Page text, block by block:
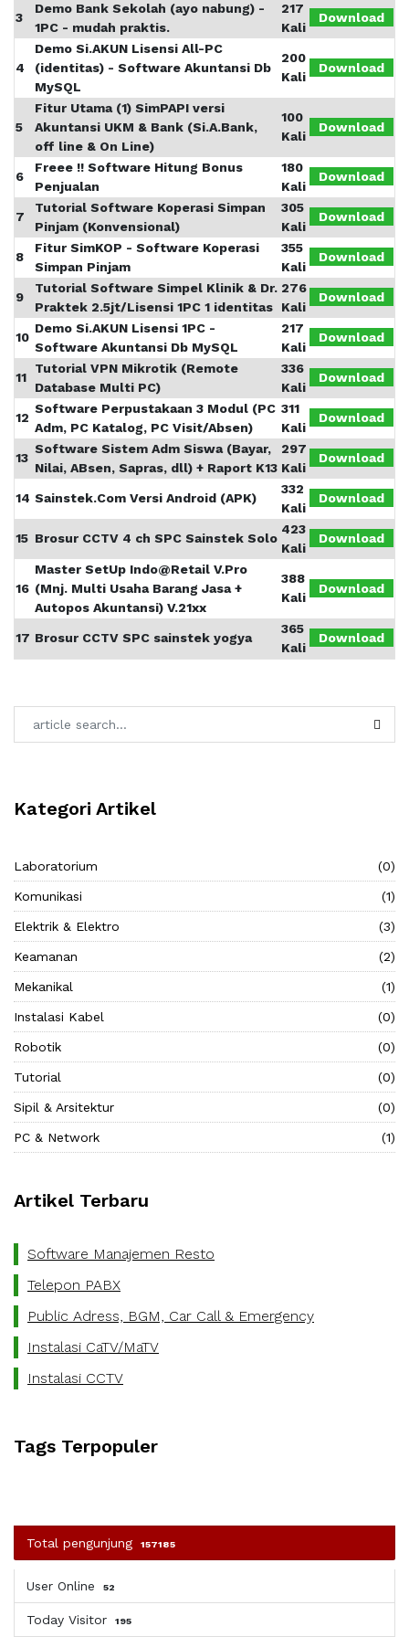
3
Demo Bank Sekolah (ayo nabung) -
1PC - mudah praktis.
217
Kali
Download
4
Demo Si.AKUN Lisensi All-PC
(identitas) - Software Akuntansi Db
MySQL
200
Kali
Download
5
Fitur Utama (1) SimPAPI versi
Akuntansi UKM & Bank (Si.A.Bank,
off line & On Line)
100
Kali
Download
6
Freee !! Software Hitung Bonus
Penjualan
180
Kali
Download
7
Tutorial Software Koperasi Simpan
Pinjam (Konvensional)
305
Kali
Download
8
Fitur SimKOP - Software Koperasi
Simpan Pinjam
355
Kali
Download
9
Tutorial Software Simpel Klinik & Dr.
Praktek 2.5jt/Lisensi 1PC 1 identitas
276
Kali
Download
10
Demo Si.AKUN Lisensi 1PC -
Software Akuntansi Db MySQL
217
Kali
Download
11
Tutorial VPN Mikrotik (Remote
Database Multi PC)
336
Kali
Download
12
Software Perpustakaan 3 Modul (PC
Adm, PC Katalog, PC Visit/Absen)
311
Kali
Download
13
Software Sistem Adm Siswa (Bayar,
Nilai, ABsen, Sapras, dll) + Raport K13
297
Kali
Download
14 Sainstek.Com Versi Android (APK)
332
Kali
Download
15 Brosur CCTV 4 ch SPC Sainstek Solo
423
Kali
Download
16
Master SetUp Indo@Retail V.Pro
(Mnj. Multi Usaha Barang Jasa +
Autopos Akuntansi) V.21xx
388
Kali
Download
17 Brosur CCTV SPC sainstek yogya
365
Kali
Download
Kategori Artikel
Laboratorium (0)
Komunikasi (1)
Elektrik & Elektro (3)
Keamanan (2)
Mekanikal (1)
Instalasi Kabel (0)
Robotik (0)
Tutorial (0)
Sipil & Arsitektur (0)
PC & Network (1)
Artikel Terbaru
Software Manajemen Resto
Telepon PABX
Public Adress, BGM, Car Call & Emergency
Instalasi CaTV/MaTV
Instalasi CCTV
Tags Terpopuler
Total pengunjung 157185
User Online 52
Today Visitor 195